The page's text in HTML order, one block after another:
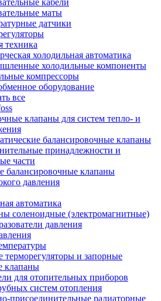
кабели
маты
датчики
техника
холодильная автоматика
холодильные компоненты
компрессоры
оборудование
все
клапаны для систем тепло- и
балансировочные клапаны
принадлежности и
части
балансировочные клапаны
давления
автоматика
соленоидные (электромагнитные)
давления
терморегуляторы и запорные
клапаны
для отопительных приборов
систем отопления
присоединительные радиаторные